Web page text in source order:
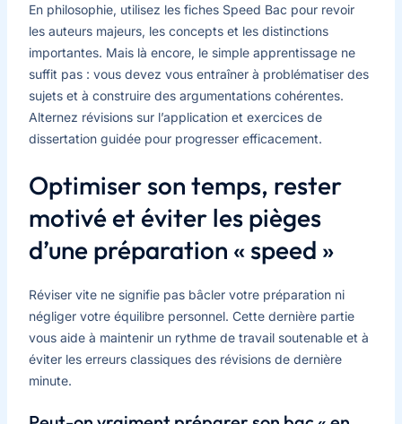
En philosophie, utilisez les fiches Speed Bac pour revoir
les auteurs majeurs, les concepts et les distinctions
importantes. Mais là encore, le simple apprentissage ne
suffit pas : vous devez vous entraîner à problématiser des
sujets et à construire des argumentations cohérentes.
Alternez révisions sur l’application et exercices de
dissertation guidée pour progresser efficacement.
Optimiser son temps, rester
motivé et éviter les pièges
d’une préparation « speed »
Réviser vite ne signifie pas bâcler votre préparation ni
négliger votre équilibre personnel. Cette dernière partie
vous aide à maintenir un rythme de travail soutenable et à
éviter les erreurs classiques des révisions de dernière
minute.